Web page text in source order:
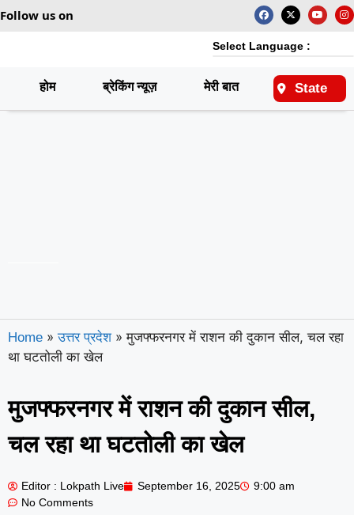
Follow us on
Select Language :
होम ब्रेकिंग न्यूज़ मेरी बात राष्ट्रीय
State
Home » उत्तर प्रदेश » मुजफ्फरनगर में राशन की दुकान सील, चल रहा
था घटतोली का खेल
मुजफ्फरनगर में राशन की दुकान सील,
चल रहा था घटतोली का खेल
Editor : Lokpath Live September 16, 2025
9:00 am
No Comments